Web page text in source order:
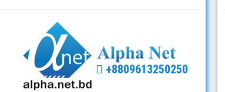
+8809613250250